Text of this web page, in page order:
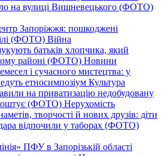
на вулиці Вишневецького (ФОТО)
Запоріжжя: пошкоджені
(ФОТО) Війна
батьків хлопчика, який
районі (ФОТО) Новини
і сучасного мистецтва: у
етносимпозіум Культура
на приватизацію недобудовану
коштує (ФОТО) Нерухомість
творчості й нових друзів: діти
відпочили у таборах (ФОТО)
ПФУ в Запорізькій області